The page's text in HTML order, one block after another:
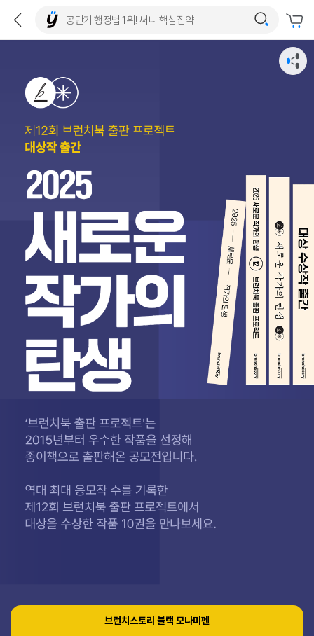
브런치스토리 블랙 모나미펜